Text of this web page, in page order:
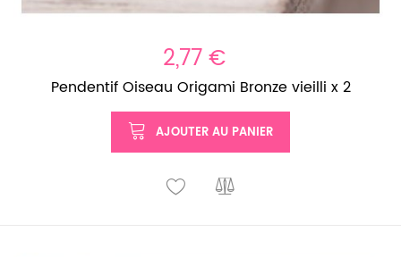
2,77 €
Pendentif Oiseau Origami Bronze vieilli x 2
AJOUTER AU PANIER